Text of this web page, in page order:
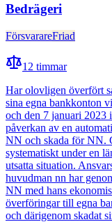
Bedrägeri
FörsvarareFriad
12 timmar
Har olovligen överfört
sina egna bankkonton
och den 7 januari 2023
påverkan av en
NN och skada för NN.
systematiskt under en
utsatta situation.
huvudman nn har
NN med hans
överföringar till egna
och därigenom skadat